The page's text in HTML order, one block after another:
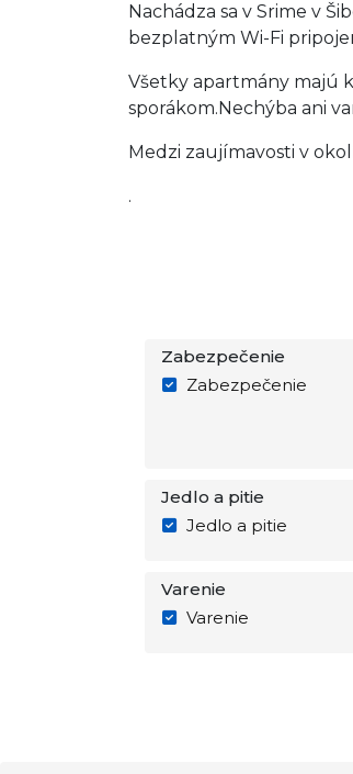
Nachádza sa v Srime v
bezplatným Wi-Fi
Všetky apartmány majú
sporákom.Nechýba ani
Medzi zaujímavosti v
.
Zabezpečenie
Zabezpečenie
Jedlo a pitie
Jedlo a pitie
Varenie
Varenie